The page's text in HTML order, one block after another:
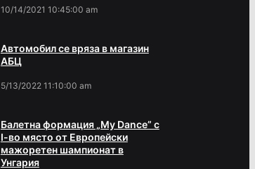
10/14/2021 10:45:00 am
Автомобил се вряза в магазин
АБЦ
5/13/2022 11:10:00 am
Балетна формация „My Dance” с
І-во място от Европейски
мажоретен шампионат в
Унгария